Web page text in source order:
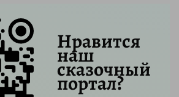
Нравится
наш
сказочный
портал?